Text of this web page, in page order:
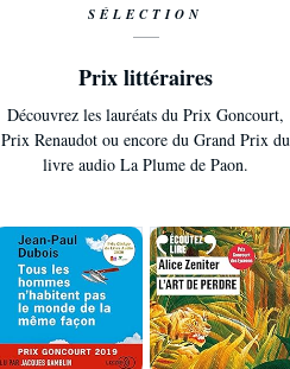
SÉLECTION
Prix littéraires
Découvrez les lauréats du Prix Goncourt,
Prix Renaudot ou encore du Grand Prix du
livre audio La Plume de Paon.